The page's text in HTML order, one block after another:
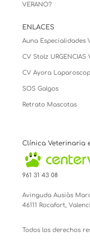
VERANO?
ENLACES
Auna Especialidades
CV Stolz URGENCIAS
CV Ayora
SOS Galgos
Retrato Mascotas
Clínica Veterinaria
961 31 43 08
Avinguda Ausiàs
46111 Rocafort,
Todos los derechos